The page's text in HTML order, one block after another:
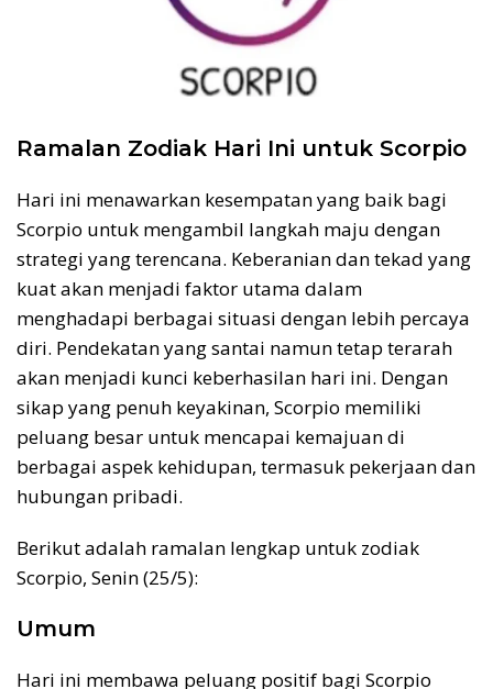
Ramalan Zodiak Hari Ini untuk Scorpio
Hari ini menawarkan kesempatan yang baik bagi
Scorpio untuk mengambil langkah maju dengan
strategi yang terencana. Keberanian dan tekad yang
kuat akan menjadi faktor utama dalam
menghadapi berbagai situasi dengan lebih percaya
diri. Pendekatan yang santai namun tetap terarah
akan menjadi kunci keberhasilan hari ini. Dengan
sikap yang penuh keyakinan, Scorpio memiliki
peluang besar untuk mencapai kemajuan di
berbagai aspek kehidupan, termasuk pekerjaan dan
hubungan pribadi.
Berikut adalah ramalan lengkap untuk zodiak
Scorpio, Senin (25/5):
Umum
Hari ini membawa peluang positif bagi Scorpio